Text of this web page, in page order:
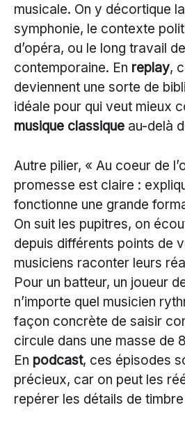
musicale. On y décortique
symphonie, le contexte
d’opéra, ou le long travail
contemporaine. En replay,
deviennent une sorte de
idéale pour qui veut mieux
musique classique au-delà
Autre pilier, « Au coeur de
promesse est claire :
fonctionne une grande
On suit les pupitres, on
depuis différents points de
musiciens raconter leurs
Pour un batteur, un joueur
n’importe quel musicien
façon concrète de saisir
circule dans une masse de
En podcast, ces épisodes
précieux, car on peut les
repérer les détails de timbre